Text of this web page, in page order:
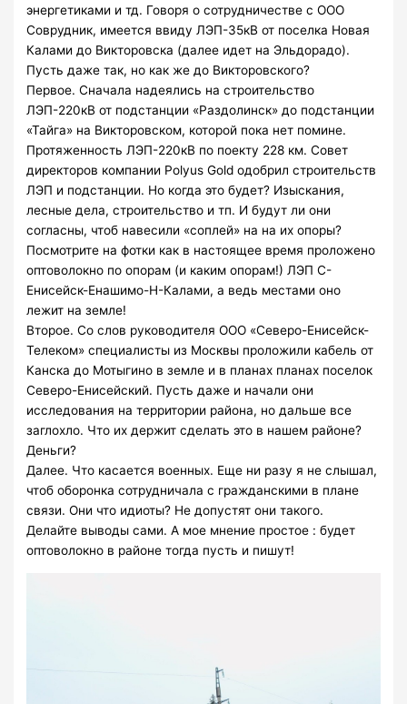
энергетиками и тд. Говоря о сотрудничестве с ООО
Соврудник, имеется ввиду ЛЭП-35кВ от поселка Новая
Калами до Викторовска (далее идет на Эльдорадо).
Пусть даже так, но как же до Викторовского?
Первое. Сначала надеялись на строительство
ЛЭП-220кВ от подстанции «Раздолинск» до подстанции
«Тайга» на Викторовском, которой пока нет помине.
Протяженность ЛЭП-220кВ по поекту 228 км. Совет
директоров компании Polyus Gold одобрил строительств
ЛЭП и подстанции. Но когда это будет? Изыскания,
лесные дела, строительство и тп. И будут ли они
согласны, чтоб навесили «соплей» на на их опоры?
Посмотрите на фотки как в настоящее время проложено
оптоволокно по опорам (и каким опорам!) ЛЭП С-
Енисейск-Енашимо-Н-Калами, а ведь местами оно
лежит на земле!
Второе. Со слов руководителя ООО «Северо-Енисейск-
Телеком» специалисты из Москвы проложили кабель от
Канска до Мотыгино в земле и в планах планах поселок
Северо-Енисейский. Пусть даже и начали они
исследования на территории района, но дальше все
заглохло. Что их держит сделать это в нашем районе?
Деньги?
Далее. Что касается военных. Еще ни разу я не слышал,
чтоб оборонка сотрудничала с гражданскими в плане
связи. Они что идиоты? Не допустят они такого.
Делайте выводы сами. А мое мнение простое : будет
оптоволокно в районе тогда пусть и пишут!